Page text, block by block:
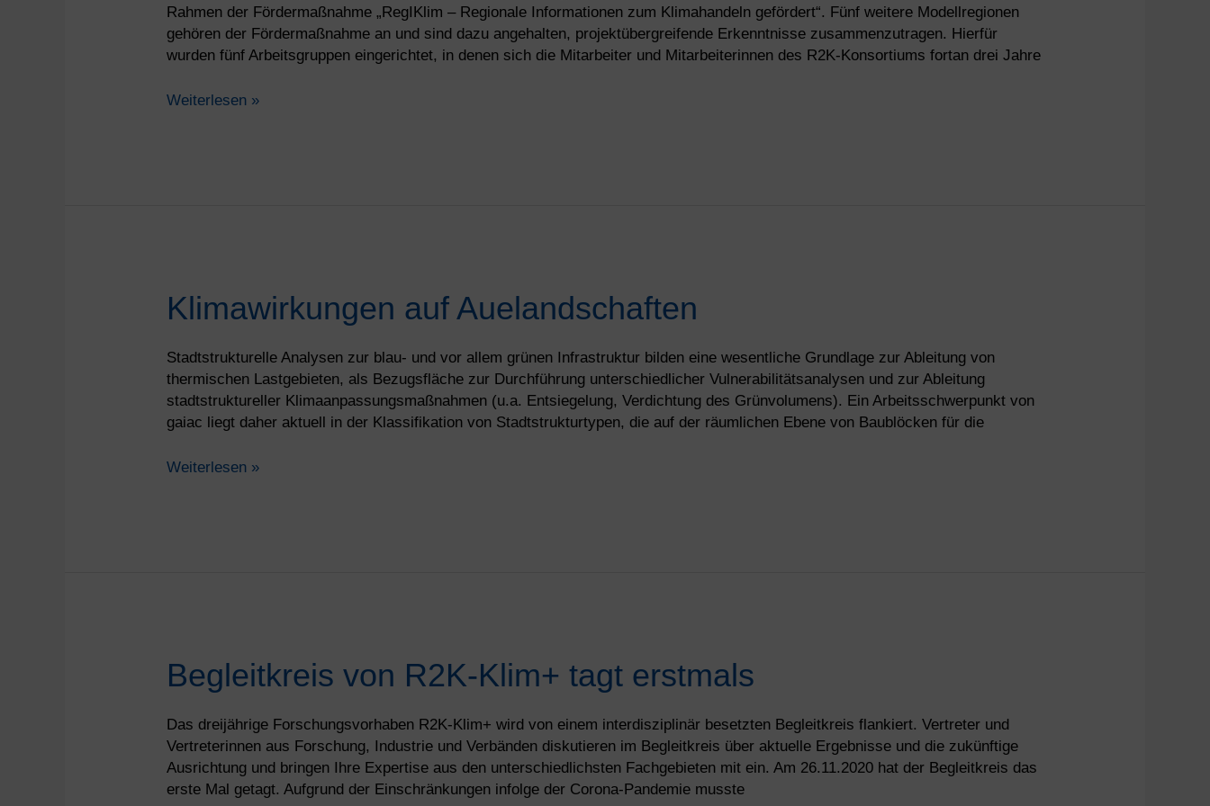
Rahmen der Fördermaßnahme „RegIKlim – Regionale Informationen zum Klimahandeln gefördert“. Fünf weitere Modellregionen
gehören der Fördermaßnahme an und sind dazu angehalten, projektübergreifende Erkenntnisse zusammenzutragen. Hierfür
wurden fünf Arbeitsgruppen eingerichtet, in denen sich die Mitarbeiter und Mitarbeiterinnen des R2K-Konsortiums fortan drei Jahre
der
RegIKlim-
Fördermaßnahme
Weiterlesen »
Klimawirkungen auf Auelandschaften
Stadtstrukturelle Analysen zur blau- und vor allem grünen Infrastruktur bilden eine wesentliche Grundlage zur Ableitung von
thermischen Lastgebieten, als Bezugsfläche zur Durchführung unterschiedlicher Vulnerabilitätsanalysen und zur Ableitung
stadtstruktureller Klimaanpassungsmaßnahmen (u.a. Entsiegelung, Verdichtung des Grünvolumens). Ein Arbeitsschwerpunkt von
gaiac liegt daher aktuell in der Klassifikation von Stadtstrukturtypen, die auf der räumlichen Ebene von Baublöcken für die
Klimawirkungen
auf
Weiterlesen »
Begleitkreis von R2K-Klim+ tagt erstmals
Das dreijährige Forschungsvorhaben R2K-Klim+ wird von einem interdisziplinär besetzten Begleitkreis flankiert. Vertreter und
Vertreterinnen aus Forschung, Industrie und Verbänden diskutieren im Begleitkreis über aktuelle Ergebnisse und die zukünftige
Ausrichtung und bringen Ihre Expertise aus den unterschiedlichsten Fachgebieten mit ein. Am 26.11.2020 hat der Begleitkreis das
erste Mal getagt. Aufgrund der Einschränkungen infolge der Corona-Pandemie musste
Begleitkreis
von
Klim+
tagt
erstmals